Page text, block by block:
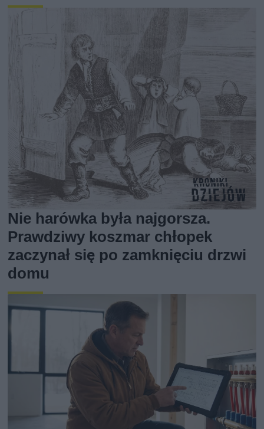
Nie harówka była najgorsza.
Prawdziwy koszmar chłopek
zaczynał się po zamknięciu drzwi
domu